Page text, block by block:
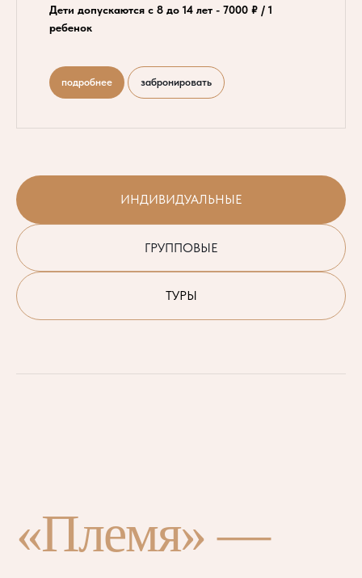
Дети допускаются с 8 до 14 лет - 7000 ₽ / 1
ребенок
подробнее забронировать
ИНДИВИДУАЛЬНЫЕ
ГРУППОВЫЕ
ТУРЫ
«Племя» —